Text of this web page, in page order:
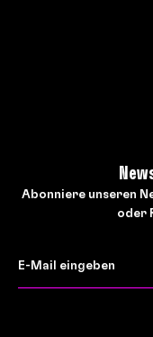
Abonniere unseren
oder